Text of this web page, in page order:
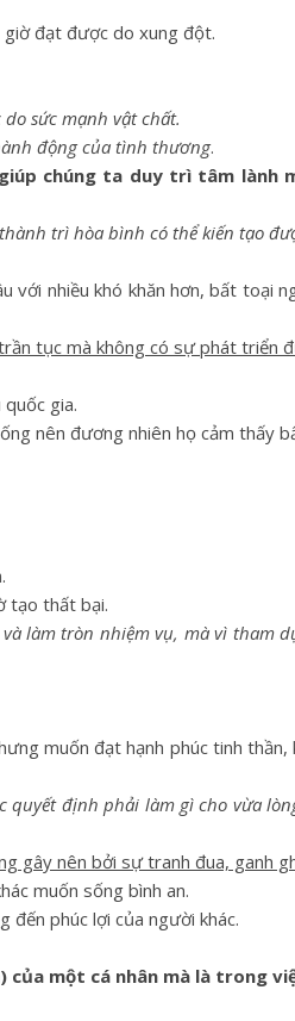
đạt được do xung đột.
sức mạnh vật chất.
động của tình thương.
chúng ta duy trì tâm lành
trì hòa bình có thể kiến tạo
với nhiều khó khăn hơn, bất toại
tục mà không có sự phát triển
gia.
nên đương nhiên họ cảm thấy
tạo thất bại.
làm tròn nhiệm vụ, mà vì tham
muốn đạt hạnh phúc tinh thần,
định phải làm gì cho vừa
gây nên bởi sự tranh đua, ganh
muốn sống bình an.
đến phúc lợi của người khác.
một cá nhân mà là trong